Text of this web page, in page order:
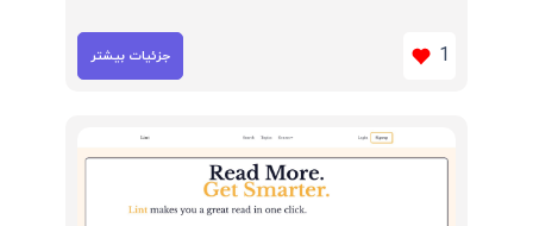
1 جزئیات بیشتر